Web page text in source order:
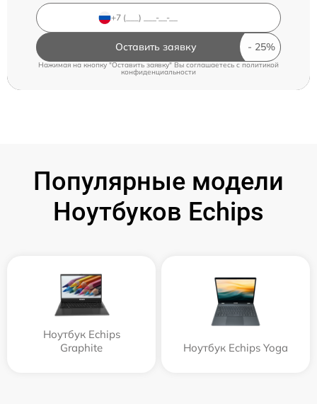
Оставить заявку
Нажимая на кнопку "Оставить заявку" Вы соглашаетесь cполитикой
конфиденциальности
Популярные модели
Ноутбуков Echips
Ноутбук Echips
Graphite
Ноутбук Echips Yoga